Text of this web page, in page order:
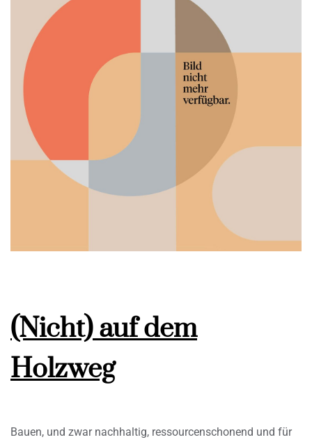
(Nicht) auf dem
Holzweg
Bauen, und zwar nachhaltig, ressourcenschonend und für